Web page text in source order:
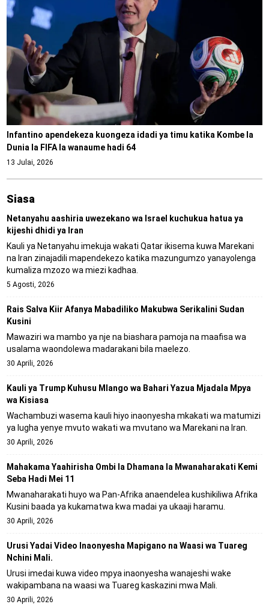
Infantino apendekeza kuongeza idadi ya timu katika Kombe la
Dunia la FIFA la wanaume hadi 64
13 Julai, 2026
Siasa
Netanyahu aashiria uwezekano wa Israel kuchukua hatua ya
kijeshi dhidi ya Iran
Kauli ya Netanyahu imekuja wakati Qatar ikisema kuwa Marekani
na Iran zinajadili mapendekezo katika mazungumzo yanayolenga
kumaliza mzozo wa miezi kadhaa.
5 Agosti, 2026
Rais Salva Kiir Afanya Mabadiliko Makubwa Serikalini Sudan
Kusini
Mawaziri wa mambo ya nje na biashara pamoja na maafisa wa
usalama waondolewa madarakani bila maelezo.
30 Aprili, 2026
Kauli ya Trump Kuhusu Mlango wa Bahari Yazua Mjadala Mpya
wa Kisiasa
Wachambuzi wasema kauli hiyo inaonyesha mkakati wa matumizi
ya lugha yenye mvuto wakati wa mvutano wa Marekani na Iran.
30 Aprili, 2026
Mahakama Yaahirisha Ombi la Dhamana la Mwanaharakati Kemi
Seba Hadi Mei 11
Mwanaharakati huyo wa Pan-Afrika anaendelea kushikiliwa Afrika
Kusini baada ya kukamatwa kwa madai ya ukaaji haramu.
30 Aprili, 2026
Urusi Yadai Video Inaonyesha Mapigano na Waasi wa Tuareg
Nchini Mali.
Urusi imedai kuwa video mpya inaonyesha wanajeshi wake
wakipambana na waasi wa Tuareg kaskazini mwa Mali.
30 Aprili, 2026